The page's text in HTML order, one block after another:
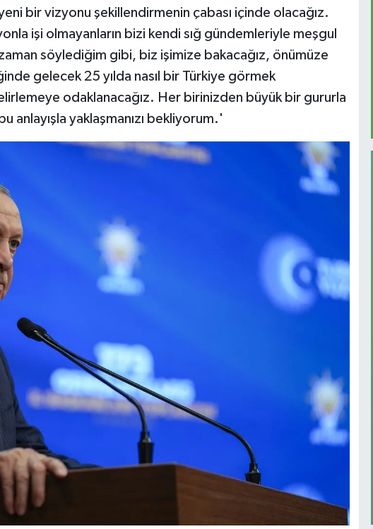
bir vizyonu şekillendirmenin çabası içinde olacağız.
işi olmayanların bizi kendi sığ gündemleriyle meşgul
söylediğim gibi, biz işimize bakacağız, önümüze
gelecek 25 yılda nasıl bir Türkiye görmek
odaklanacağız. Her birinizden büyük bir gururla
anlayışla yaklaşmanızı bekliyorum.'